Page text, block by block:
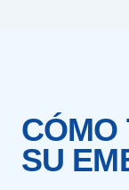
SU